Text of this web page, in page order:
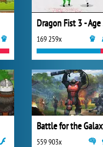
169 259x
Battle for the
559 903x